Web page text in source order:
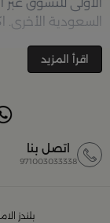
الأولى للتسوق
السعودية
جمالية على كل
أفضل
منزلك وإضفاء
اقرأ المزيد
اتصل بنا
971003033338
بلندز